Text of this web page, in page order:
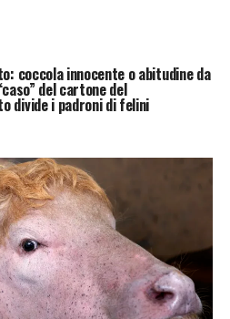
coccola innocente o abitudine da
del cartone del
divide i padroni di felini